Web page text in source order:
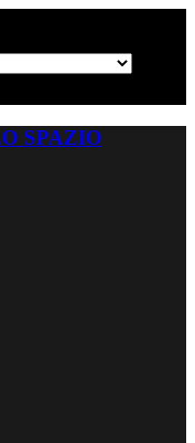
SPAZIO